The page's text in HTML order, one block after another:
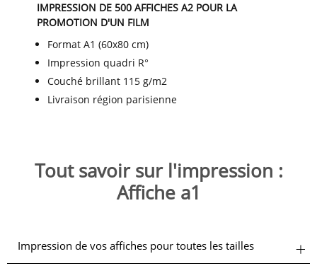
IMPRESSION DE 500 AFFICHES A2 POUR LA
PROMOTION D'UN FILM
Format A1 (60x80 cm)
Impression quadri R°
Couché brillant 115 g/m2
Livraison région parisienne
Tout savoir sur l'impression :
Affiche a1
Impression de vos affiches pour toutes les tailles